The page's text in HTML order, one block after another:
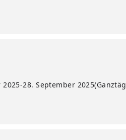
2025-28. September 2025